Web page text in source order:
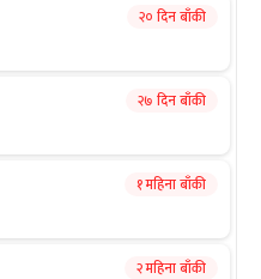
२० दिन बाँकी
२७ दिन बाँकी
१ महिना बाँकी
२ महिना बाँकी